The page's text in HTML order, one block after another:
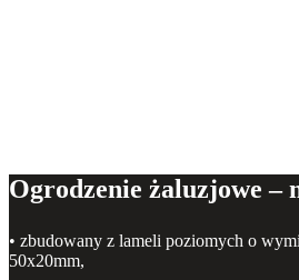
Ogrodzenie żaluzjowe –
• zbudowany z lameli poziomych o
50x20mm,